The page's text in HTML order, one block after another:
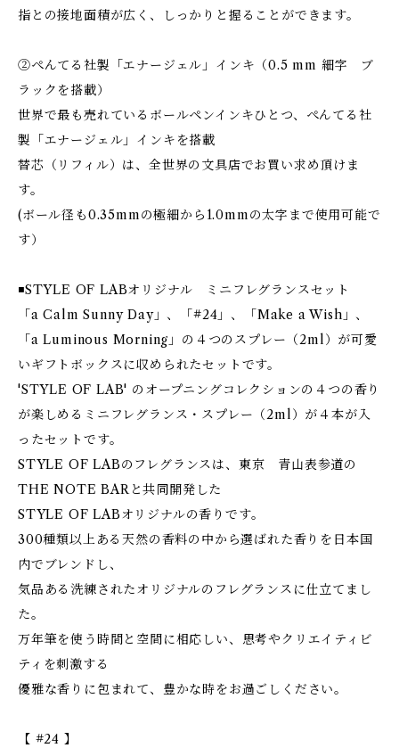
指との接地面積が広く、しっかりと握ることができます。
②ぺんてる社製「エナージェル」インキ（0.5 mm 細字 ブ
ラックを搭載）
世界で最も売れているボールペンインキひとつ、ぺんてる社
製「エナージェル」インキを搭載
替芯（リフィル）は、全世界の文具店でお買い求め頂けま
す。
(ボール径も0.35mmの極細から1.0mmの太字まで使用可能で
す）
◾️STYLE OF LABオリジナル ミニフレグランスセット
「a Calm Sunny Day」、「#24」、「Make a Wish」、
「a Luminous Morning」の４つのスプレー（2ml）が可愛
いギフトボックスに収められたセットです。
'STYLE OF LAB' のオープニングコレクションの４つの香り
が楽しめるミニフレグランス・スプレー（2ml）が４本が入
ったセットです。
STYLE OF LABのフレグランスは、東京 青山表参道の
THE NOTE BARと共同開発した
STYLE OF LABオリジナルの香りです。
300種類以上ある天然の香料の中から選ばれた香りを日本国
内でブレンドし、
気品ある洗練されたオリジナルのフレグランスに仕立てまし
た。
万年筆を使う時間と空間に相応しい、思考やクリエイティビ
ティを刺激する
優雅な香りに包まれて、豊かな時をお過ごしください。
【 #24 】